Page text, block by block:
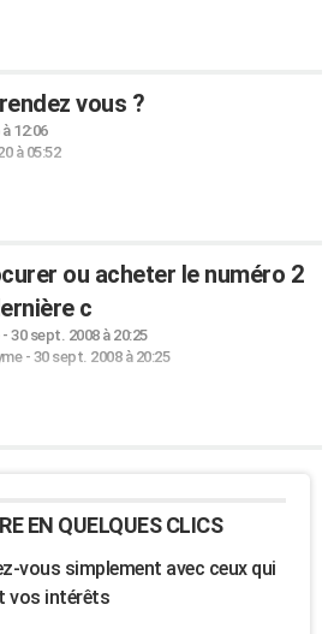
vous ?
12:06
à 05:52
ou acheter le numéro 2
c
- 30 sept. 2008 à 20:25
- 30 sept. 2008 à 20:25
EN QUELQUES CLICS
vous simplement avec ceux qui
vos intérêts